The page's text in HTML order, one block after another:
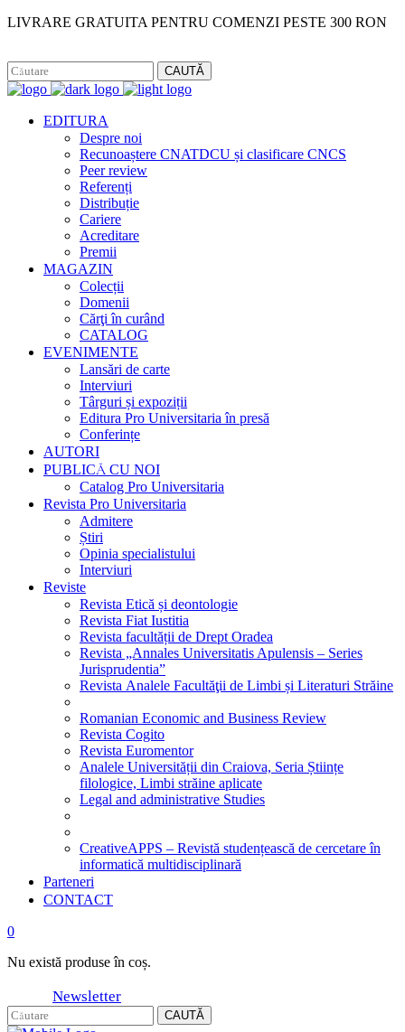
LIVRARE GRATUITA PENTRU COMENZI PESTE 300 RON
CAUTĂ
EDITURA
Despre noi
Recunoaștere CNATDCU și clasificare CNCS
Peer review
Referenți
Distribuție
Cariere
Acreditare
Premii
MAGAZIN
Colecții
Domenii
Cărţi în curând
CATALOG
EVENIMENTE
Lansări de carte
Interviuri
Târguri și expoziții
Editura Pro Universitaria în presă
Conferințe
AUTORI
PUBLICĂ CU NOI
Catalog Pro Universitaria
Revista Pro Universitaria
Admitere
Știri
Opinia specialistului
Interviuri
Reviste
Revista Etică și deontologie
Revista Fiat Iustitia
Revista facultății de Drept Oradea
Revista „Annales Universitatis Apulensis – Series
Jurisprudentia”
Revista Analele Facultăţii de Limbi și Literaturi Străine
Romanian Economic and Business Review
Revista Cogito
Revista Euromentor
Analele Universității din Craiova, Seria Științe
filologice, Limbi străine aplicate
Legal and administrative Studies
CreativeAPPS – Revistă studențească de cercetare în
informatică multidisciplinară
Parteneri
CONTACT
0
Nu există produse în coș.
Newsletter
CAUTĂ